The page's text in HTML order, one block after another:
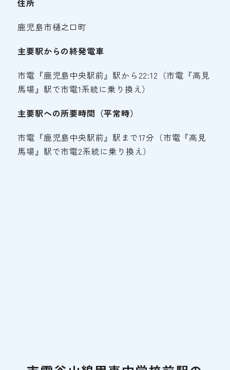
住所
鹿児島市樋之口町
主要駅からの終発電車
市電『鹿児島中央駅前』駅から22:12（市電『高見
馬場』駅で市電1系統に乗り換え）
主要駅への所要時間（平常時）
市電『鹿児島中央駅前』駅まで17分（市電『高見
馬場』駅で市電2系統に乗り換え）